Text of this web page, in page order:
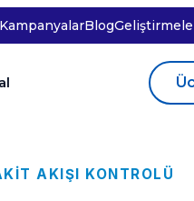
KampanyalarBlog
AKIŞI KONTROLÜ